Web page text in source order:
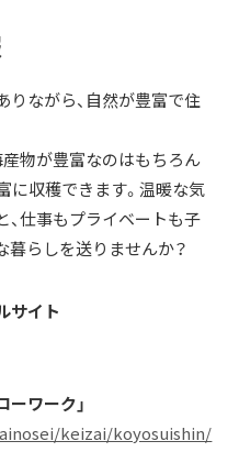
りながら、自然が豊富で住
産物が豊富なのはもちろん
に収穫できます。温暖な気
、仕事もプライベートも子
暮らしを送りませんか？
サイト
ワーク」
keizai/koyosuishin/